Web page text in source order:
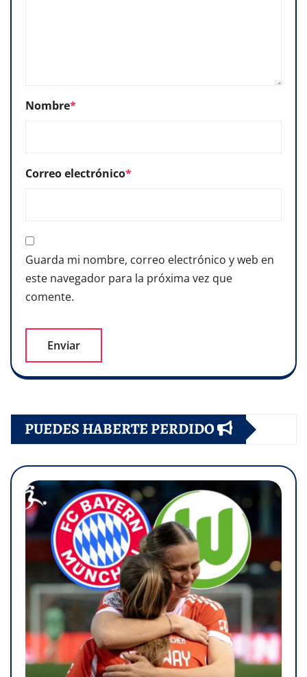
Nombre*
Correo electrónico*
Guarda mi nombre, correo electrónico y web en
este navegador para la próxima vez que
comente.
PUEDES HABERTE PERDIDO